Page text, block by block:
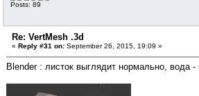
Posts: 89
Re: VertMesh .3d
« Reply #31 on: September 26, 2015, 19:09 »
Blender : листок выглядит нормально, вода